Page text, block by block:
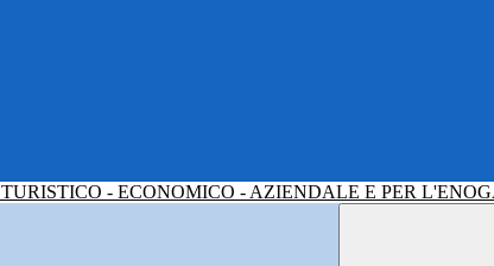
TURISTICO - ECONOMICO - AZIENDALE E PER